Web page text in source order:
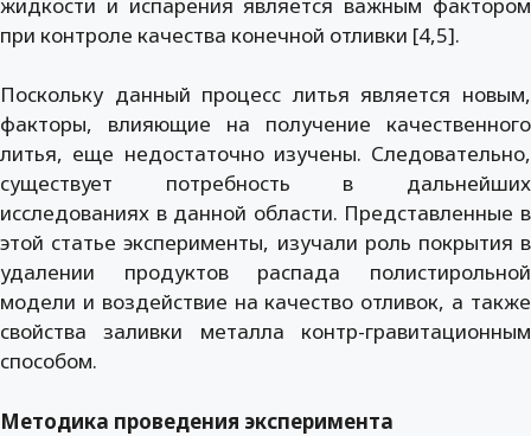
при контроле качества конечной отливки [4,5].
Поскольку данный процесс литья является новым,
факторы, влияющие на получение качественного
литья, еще недостаточно изучены. Следовательно,
существует потребность в дальнейших
исследованиях в данной области. Представленные в
этой статье эксперименты, изучали роль покрытия в
удалении продуктов распада полистирольной
модели и воздействие на качество отливок, а также
свойства заливки металла контр-гравитационным
способом.
Методика проведения эксперимента